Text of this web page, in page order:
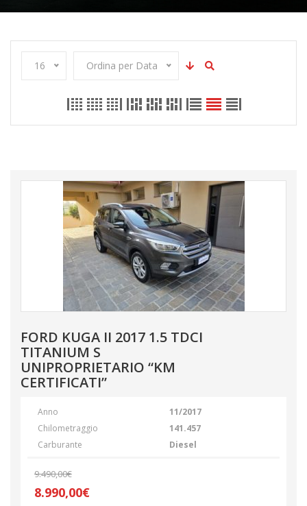
16 Ordina per Data
FORD KUGA II 2017 1.5 TDCI
TITANIUM S
UNIPROPRIETARIO “KM
CERTIFICATI”
Anno
11/2017
Chilometraggio
141.457
Carburante
Diesel
9.490,00€
8.990,00€